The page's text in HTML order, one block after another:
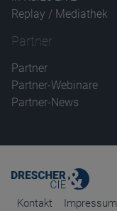
Replay / Mediathek
Partner
Partner
Partner-Webinare
Partner-News
Kontakt Impressum